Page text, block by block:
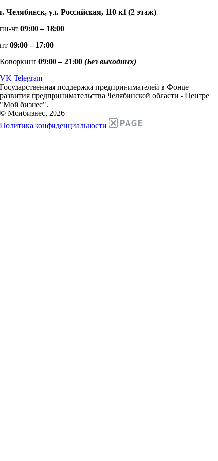
г. Челябинск, ул. Российская, 110 к1 (2 этаж)
пн-чт 09:00 – 18:00
пт 09:00 – 17:00
Коворкинг 09:00 – 21:00 (Без выходных)
VK Telegram
Государственная поддержка предпринимателей в Фонде
развития предпринимательства Челябинской области - Центре
"Мой бизнес".
© Мойбизнес, 2026
Политика конфиденциальности